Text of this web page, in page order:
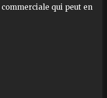
qui peut en